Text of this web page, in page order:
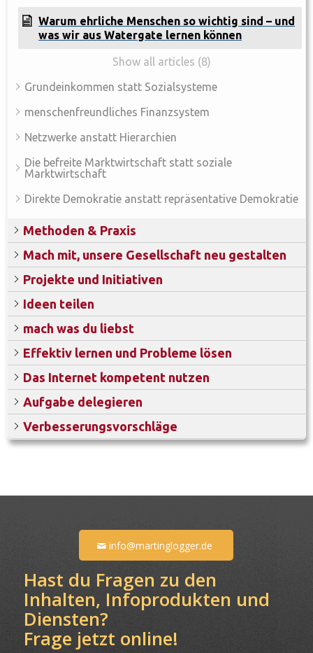
Warum ehrliche Menschen so wichtig sind – und
was wir aus Watergate lernen können
Show all articles (8)
Grundeinkommen statt Sozialsysteme
menschenfreundliches Finanzsystem
Netzwerke anstatt Hierarchien
Die befreite Marktwirtschaft statt soziale
Marktwirtschaft
Direkte Demokratie anstatt repräsentative Demokratie
Methoden & Praxis
Mach mit, unsere Gesellschaft neu gestalten
Projekte und Initiativen
Ideen teilen
mach was du liebst
Effektiv lernen und Probleme lösen
Das Internet kompetent nutzen
Aufgabe delegieren
Verbesserungsvorschläge
info@martinglogger.de
Hast du Fragen zu den
Inhalten, Infoprodukten und
Diensten?
Frage jetzt online!